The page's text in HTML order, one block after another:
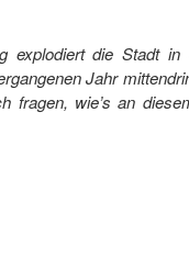
explodiert die Stadt
Jahr
fragen, wie’s an